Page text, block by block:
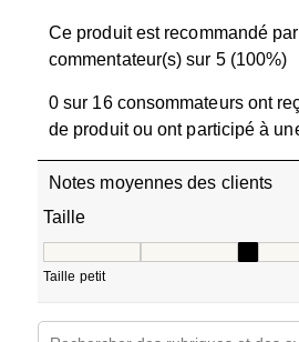
Ce produit est recommandé
commentateur(s) sur 5 (100%)
0 sur 16 consommateurs ont
de produit ou ont participé à
Notes moyennes des clients
Taille
Taille petit
Zone de recherche de sujet et